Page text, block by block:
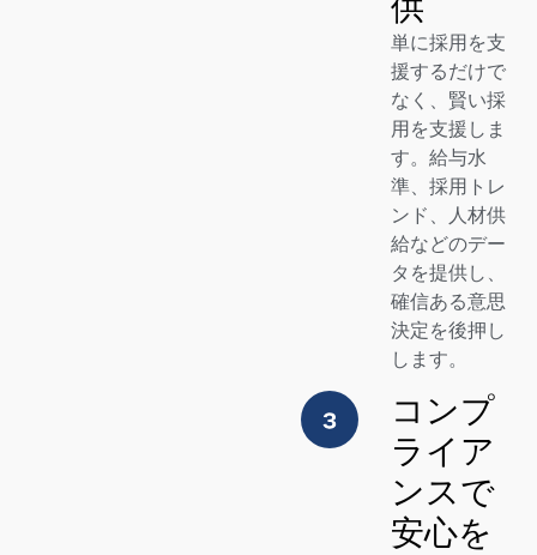
単に採用を支
援するだけで
なく、賢い採
用を支援しま
す。給与水
準、採用トレ
ンド、人材供
給などのデー
タを提供し、
確信ある意思
決定を後押し
します。
コンプ
ライア
ンスで
安心を